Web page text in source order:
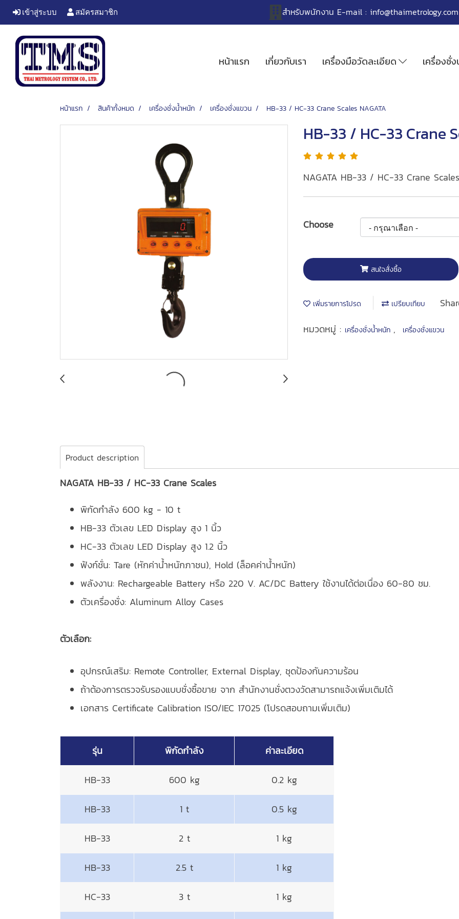
เข้าสู่ระบบ สมัครสมาชิก สำหรับพนักงาน E-mail : info@thaimetrology.com
หน้าแรก เกี่ยวกับเรา เครื่องมือวัดละเอียด เครื่องชั่
หน้าแรก สินค้าทั้งหมด เครื่องชั่งน้ำหนัก เครื่องชั่งแขวน HB-33 / HC-33 Crane Scales NAGATA
HB-33 / HC-33 Crane
NAGATA HB-33 / HC-33 Crane Scales
Choose
สนใจสั่งซื้อ
เพิ่มรายการโปรด เปรียบเทียบ
หมวดหมู่ : เครื่องชั่งน้ำหนัก , เครื่องชั่งแขวน
Product description
NAGATA HB-33 / HC-33 Crane Scales
พิกัดกำลัง 600 kg - 10 t
HB-33 ตัวเลข LED Display สูง 1 นิ้ว
HC-33 ตัวเลข LED Display สูง 1.2 นิ้ว
ฟังก์ชั่น: Tare (หักค่าน้ำหนักภาชน), Hold (ล็อคค่าน้ำหนัก)
พลังงาน: Rechargeable Battery หรือ 220 V. AC/DC Battery ใช้งานได้ต่อเนื่อง 60-80 ชม.
ตัวเครื่องชั่ง: Aluminum Alloy Cases
ตัวเลือก:
อุปกรณ์เสริม: Remote Controller, External Display, ชุดป้องกันความร้อน
ถ้าต้องการตรวจรับรองแบบชั่งซื้อขาย จาก สำนักงานชั่งตวงวัดสามารถแจ้งเพิ่มเติมได้
เอกสาร Certificate Calibration ISO/IEC 17025 (โปรดสอบถามเพิ่มเติม)
รุ่น พิกัดกำลัง ค่าละเอียด
HB-33 600 kg 0.2 kg
HB-33 1 t 0.5 kg
HB-33 2 t 1 kg
HB-33 2.5 t 1 kg
HC-33 3 t 1 kg